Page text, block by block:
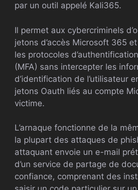
par un outil appelé Kali365.
Il permet aux cybercriminels
jetons d’accès Microsoft 365
les protocoles
(MFA) sans intercepter les
d’identification de l’utilisateur
jetons Oauth liés au compte
victime.
L’arnaque fonctionne de la
la plupart des attaques de
attaquant envoie un e-mail
d’un service de partage de
confiance, comprenant des